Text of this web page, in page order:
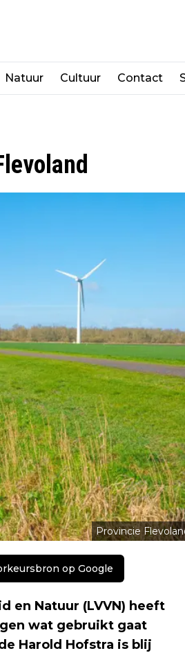
Natuur Cultuur Contact
Provincie
op Google
en Natuur (LVVN) heeft
wat gebruikt gaat
Harold Hofstra is blij